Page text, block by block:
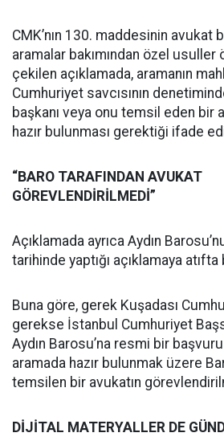
CMK’nın 130. maddesinin avukat
aramalar bakımından özel
çekilen açıklamada, aramanın
Cumhuriyet savcısının
başkanı veya onu temsil eden bir
hazır bulunması gerektiği ifade
“BARO TARAFINDAN AVUKAT
GÖREVLENDİRİLMEDİ”
Açıklamada ayrıca Aydın
tarihinde yaptığı açıklamaya
Buna göre, gerek Kuşadası
gerekse İstanbul Cumhuriyet
Aydın Barosu’na resmi bir başvuru
aramada hazır bulunmak üzere
temsilen bir avukatın
DİJİTAL MATERYALLER DE